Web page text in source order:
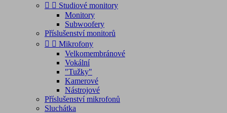
  Studiové monitory
Monitory
Subwoofery
Příslušenství monitorů
  Mikrofony
Velkomembránové
Vokální
"Tužky"
Kamerové
Nástrojové
Příslušenství mikrofonů
Sluchátka